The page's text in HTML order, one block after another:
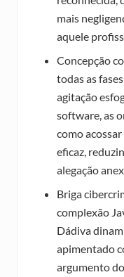
mais
aquele
Concepção
todas as
agitação
software, as
como
eficaz,
alegação
Briga
complexão
Dádiva
apimentado
argumento